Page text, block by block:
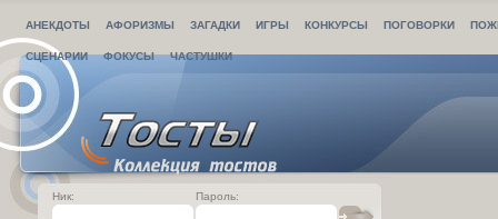
АНЕКДОТЫ АФОРИЗМЫ ЗАГАДКИ ИГРЫ КОНКУРСЫ ПОГОВОРКИ
СЦЕНАРИИ ФОКУСЫ ЧАСТУШКИ
Ник: Пароль: